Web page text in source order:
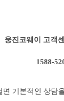
웅진코웨이 고객
1588-
면 기본적인 상담